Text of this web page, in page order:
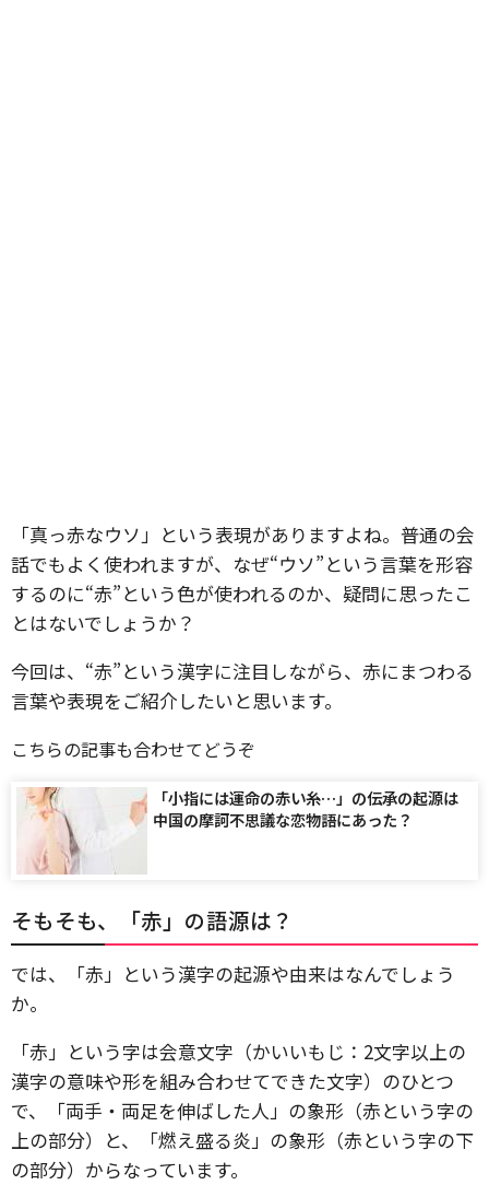
「真っ赤なウソ」という表現がありますよね。普通の会
話でもよく使われますが、なぜ“ウソ”という言葉を形容
するのに“赤”という色が使われるのか、疑問に思ったこ
とはないでしょうか？
今回は、“赤”という漢字に注目しながら、赤にまつわる
言葉や表現をご紹介したいと思います。
こちらの記事も合わせてどうぞ
「小指には運命の赤い糸…」の伝承の起源は
中国の摩訶不思議な恋物語にあった？
そもそも、「赤」の語源は？
では、「赤」という漢字の起源や由来はなんでしょう
か。
「赤」という字は会意文字（かいいもじ：2文字以上の
漢字の意味や形を組み合わせてできた文字）のひとつ
で、「両手・両足を伸ばした人」の象形（赤という字の
上の部分）と、「燃え盛る炎」の象形（赤という字の下
の部分）からなっています。